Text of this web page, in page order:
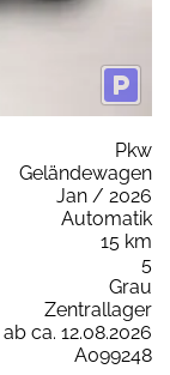
Pkw
Geländewagen
Jan / 2026
Automatik
15 km
5
Grau
Zentrallager
ab ca. 12.08.2026
A099248